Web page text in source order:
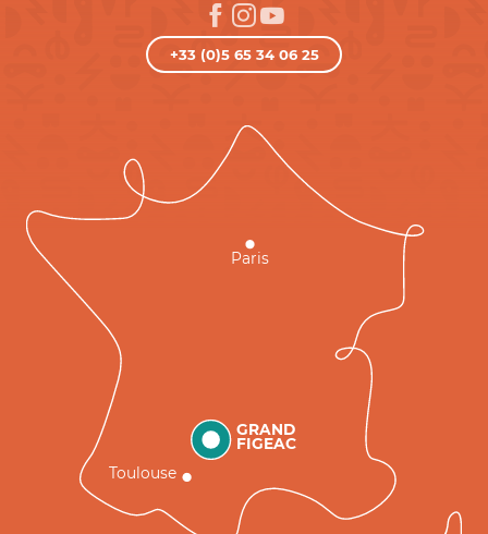
+33 (0)5 65 34 06 25
GRAND
FIGEAC
Toulouse
Paris